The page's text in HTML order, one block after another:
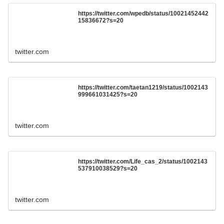
https://twitter.com/wpedb/status/10021452442
15836672?s=20
twitter.com
https://twitter.com/taetan1219/status/1002143
999661031425?s=20
twitter.com
https://twitter.com/Life_cas_2/status/1002143
537910038529?s=20
twitter.com